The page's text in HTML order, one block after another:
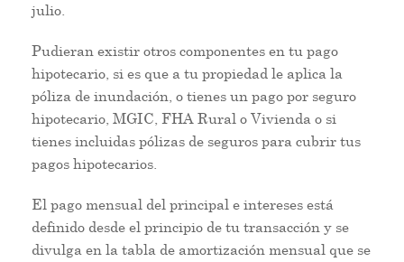
julio.
Pudieran existir otros componentes en tu pago
hipotecario, si es que a tu propiedad le aplica la
póliza de inundación, o tienes un pago por seguro
hipotecario, MGIC, FHA Rural o Vivienda o si
tienes incluidas pólizas de seguros para cubrir tus
pagos hipotecarios.
El pago mensual del principal e intereses está
definido desde el principio de tu transacción y se
divulga en la tabla de amortización mensual que se